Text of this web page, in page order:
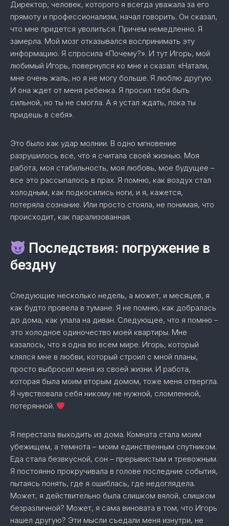
Директор, человек, которого я всегда уважала за его
прямоту и профессионализм, начал говорить. Он сказал,
что мне придется уволиться. Причем немедленно. Я
замерла. Мой мозг отказывался воспринимать эту
информацию. Я спросила «Почему?». И тут Игорь, мой
любимый Игорь, повернулся ко мне и сказал: «Натали,
мне очень жаль, но я не могу больше. Я люблю другую.
И она ждет от меня ребенка. Я просил тебя быть
сильной, но ты не смогла. А я устал ждать, пока ты
придешь в себя».
Это было как удар молнии. В одно мгновение
разрушилось все, что я считала своей жизнью. Моя
работа, моя стабильность, моя любовь, мое будущее –
все это рассыпалось в прах. Я помню, как воздух стал
холодным, как подкосились ноги, и я, кажется,
потеряла сознание. Или просто стояла, не понимая, что
происходит, как парализованная.
Последствия: погружение в
бездну
Следующие несколько недель, а может, и месяцев, я
как будто провела в тумане. Я не помню, как добралась
до дома, как упала на диван. Следующее, что я помню –
это холодное одиночество моей квартиры. Мне
казалось, что я одна во всем мире. Игорь, который
клялся мне в любви, который строил с мной планы,
просто выбросил меня из своей жизни. И работа,
которая была моим вторым домом, тоже меня отвергла.
Я чувствовала себя никому не нужной, сломленной,
потерянной.
Я перестала выходить из дома. Комната стала моим
убежищем, а темнота – моим единственным спутником.
Еда стала безвкусной, сон – прерывистым и тревожным.
Я постоянно прокручивала в голове последние события,
пытаясь понять, где я ошиблась, где недоглядела.
Может, я действительно была слишком вялой, слишком
безразличной? Может, я сама виновата в том, что Игорь
нашел другую? Эти мысли съедали меня изнутри, не